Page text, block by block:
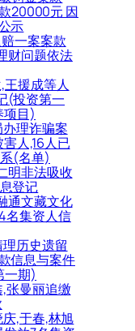
20000元 因
示
一案案款
财问题依法
王援成等人
(投资第一
项目)
理诈骗案
人,16人已
(名单)
明非法吸收
登记
通文藏文化
名集资人信
历史遗留
信息与案件
一期)
张曼丽追缴
,于春,林旭